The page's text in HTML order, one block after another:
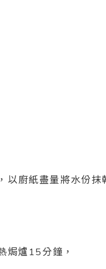
以廚紙盡量將水份抹
焗爐15分鐘，